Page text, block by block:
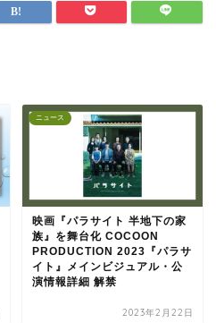
ニュース
映画『パラサイト 半地下の家
族』を舞台化 COCOON
PRODUCTION 2023『パラサ
イト』メインビジュアル・公
演情報詳細 解禁
2023年2月22日